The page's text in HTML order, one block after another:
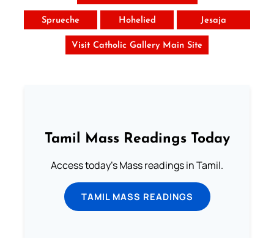
Sprueche Hohelied Jesaja
Visit Catholic Gallery Main Site
Tamil Mass Readings Today
Access today's Mass readings in Tamil.
TAMIL MASS READINGS